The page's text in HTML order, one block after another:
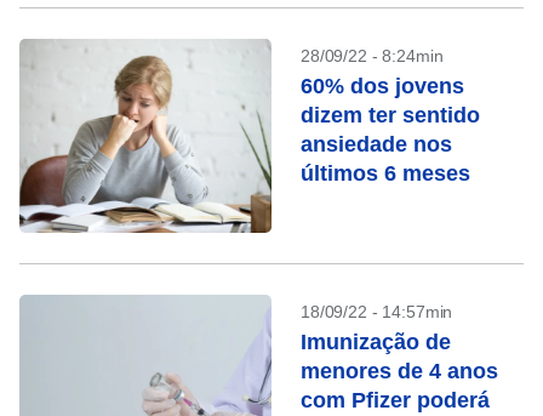
28/09/22 - 8:24min
60% dos jovens
dizem ter sentido
ansiedade nos
últimos 6 meses
18/09/22 - 14:57min
Imunização de
menores de 4 anos
com Pfizer poderá